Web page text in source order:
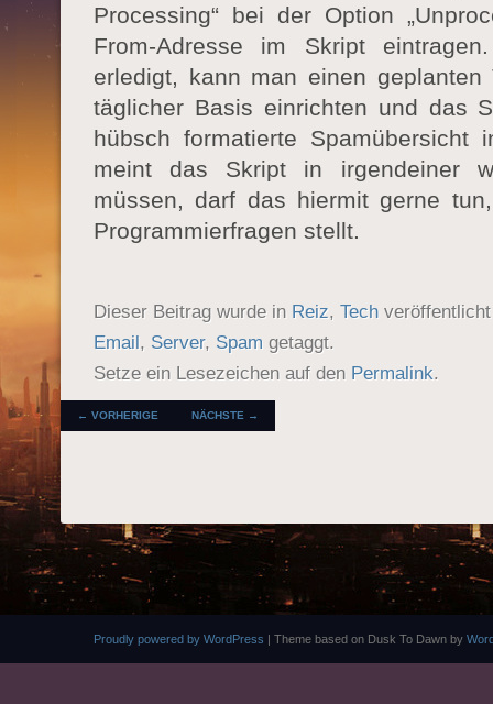
Processing“ bei der Option
From-Adresse im Skript
erledigt, kann man einen
täglicher Basis einrichten und das
hübsch formatierte Spamübersicht
meint das Skript in irgendeiner
müssen, darf das hiermit gerne
Programmierfragen stellt.
Dieser Beitrag wurde in Reiz, Tech
Email, Server, Spam getaggt.
Setze ein Lesezeichen auf den Permalink.
BEITRAGSNAVIGATION
← VORHERIGE NÄCHSTE →
Proudly powered by WordPress | Theme based on Dusk To Dawn by